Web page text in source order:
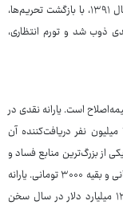
سال اول بیش از ۳۰ میلیارد دلار صرفه‌جویی کرد. اما از سال ۱۳۹۱، با بازگشت تحریم‌ها،
ذوب شد و تورم انتظاری،
نیمه‌اصلاح است. یارانه نقدی در
سه سطح برای هفت دهک پرداخت می‌شود و حدود ۷۸ میلیون نفر دریافت‌کننده آن
در سال ۱۴۰۱ حذف شد و یکی از بزرگ‌ترین منابع فساد و
رانت بسته شد. بنزین هنوز دو نرخی است؛ ۶۰ لیتر ۱۵۰۰ تومانی و بقیه ۳۰۰۰ تومانی. یارانه
پنهان انرژی اما همچنان عظیم است؛ تخمین‌ها از ۸۰ تا ۱۲۰ میلیارد دلار در سال سخن